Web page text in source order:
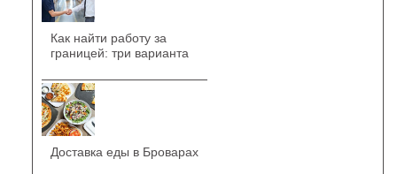
Как найти работу за
границей: три варианта
Доставка еды в Броварах